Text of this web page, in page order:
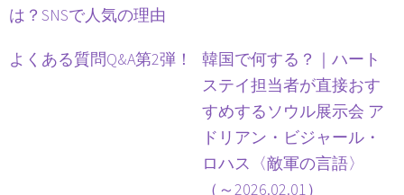
は？SNSで人気の理由
よくある質問Q&A第2弾！
韓国で何する？｜ハート
ステイ担当者が直接おす
すめするソウル展示会 ア
ドリアン・ビジャール・
ロハス〈敵軍の言語〉
（～2026.02.01）